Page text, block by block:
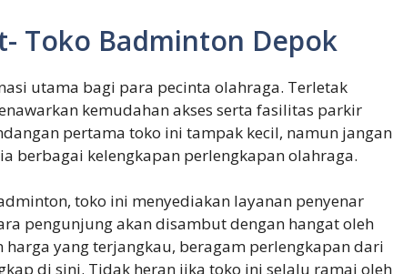
Toko Badminton Depok
utama bagi para pecinta olahraga. Terletak
kemudahan akses serta fasilitas parkir
pertama toko ini tampak kecil, namun jangan
berbagai kelengkapan perlengkapan olahraga.
toko ini menyediakan layanan penyenar
pengunjung akan disambut dengan hangat oleh
harga yang terjangkau, beragam perlengkapan dari
di sini. Tidak heran jika toko ini selalu ramai oleh